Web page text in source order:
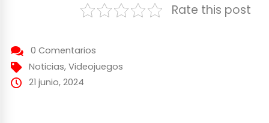
Rate this post
0 Comentarios
Noticias, Videojuegos
21 junio, 2024